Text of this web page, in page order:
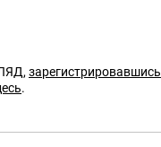
зарегистрировавшись
.